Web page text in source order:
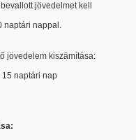
jövedelmet kell
naptári nappal.
jövedelem kiszámítása:
naptári nap
száma)